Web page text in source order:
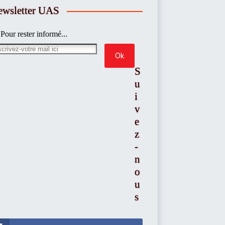
UAS
rester informé...
S
u
i
v
e
z
-
n
o
u
s